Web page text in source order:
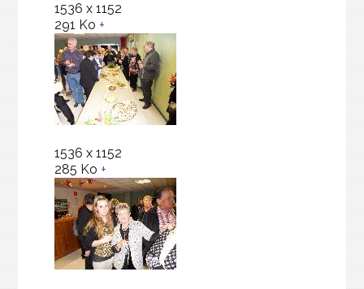
1536 x 1152
291 Ko +
1536 x 1152
285 Ko +